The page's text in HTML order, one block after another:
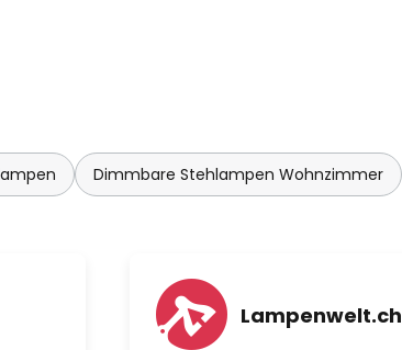
Dimmbare Stehlampen Wohnzimmer
Lampenwelt.ch